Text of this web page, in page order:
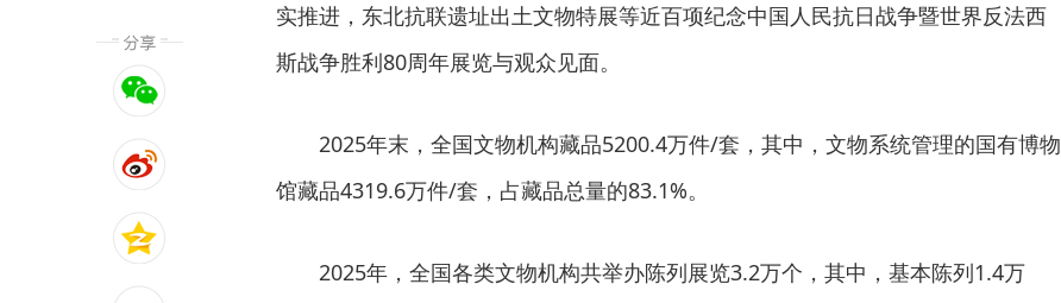
实推进，东北抗联遗址出土文物特展等近百项纪念中国人民抗日战争暨世界反法西
斯战争胜利80周年展览与观众见面。
2025年末，全国文物机构藏品5200.4万件/套，其中，文物系统管理的国有博物
馆藏品4319.6万件/套，占藏品总量的83.1%。
2025年，全国各类文物机构共举办陈列展览3.2万个，其中，基本陈列1.4万